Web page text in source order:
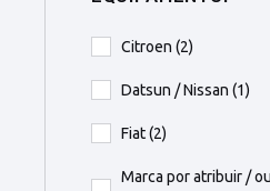
Citroen (2)
Datsun / Nissan (1)
Fiat(2)
Marca por atribuir /